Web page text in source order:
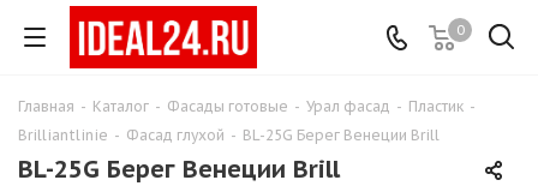
0
Главная - Каталог - Фасады готовые - Урал фасад - Пластик -
Brilliantlinie - Фасад глухой - BL-25G Берег Венеции Brill
BL-25G Берег Венеции Brill